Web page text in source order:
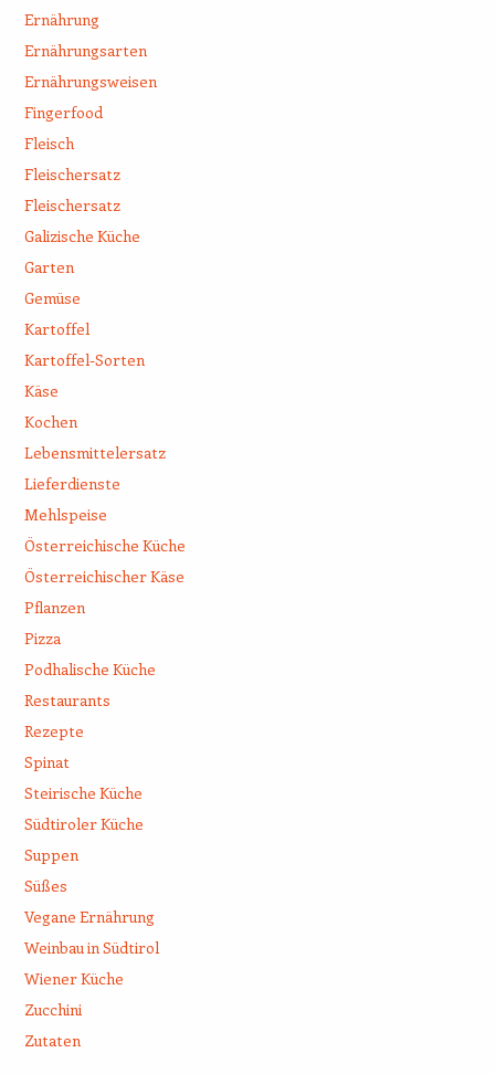
Ernährung
Ernährungsarten
Ernährungsweisen
Fingerfood
Fleisch
Fleischersatz
Fleischersatz
Galizische Küche
Garten
Gemüse
Kartoffel
Kartoffel-Sorten
Käse
Kochen
Lebensmittelersatz
Lieferdienste
Mehlspeise
Österreichische Küche
Österreichischer Käse
Pflanzen
Pizza
Podhalische Küche
Restaurants
Rezepte
Spinat
Steirische Küche
Südtiroler Küche
Suppen
Süßes
Vegane Ernährung
Weinbau in Südtirol
Wiener Küche
Zucchini
Zutaten